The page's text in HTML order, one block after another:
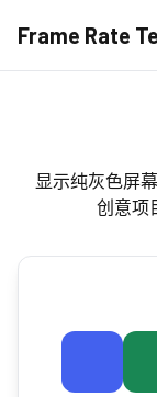
Frame Rate
显示纯灰色屏
创意项